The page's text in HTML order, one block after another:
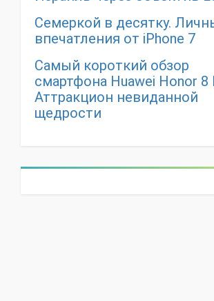
Семеркой в десятку.
впечатления от iPhone 7
Самый короткий обзор
смартфона Huawei Honor 8
Аттракцион невиданной
щедрости